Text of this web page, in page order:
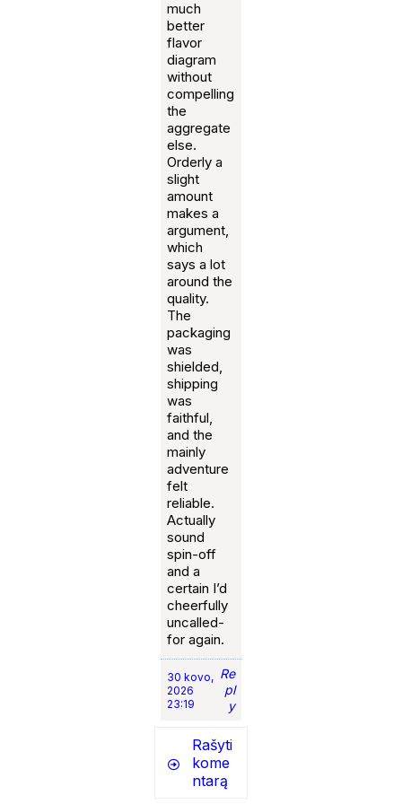
much
better
flavor
diagram
without
compelling
the
aggregate
else.
Orderly a
slight
amount
makes a
argument,
which
says a lot
around the
quality.
The
packaging
was
shielded,
shipping
was
faithful,
and the
mainly
adventure
felt
reliable.
Actually
sound
spin-off
and a
certain I’d
cheerfully
uncalled-
for again.
30 kovo,
2026
23:19
Re
pl
y
Rašyti
kome
ntarą